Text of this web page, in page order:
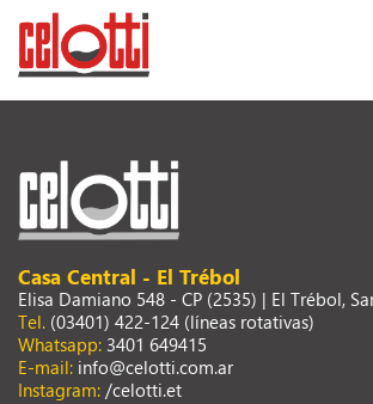
Casa Central - El Trébol
Elisa Damiano 548 - CP (2535) | El Trébol,
Tel. (03401) 422-124 (líneas rotativas)
Whatsapp: 3401 649415
E-mail: info@celotti.com.ar
Instagram: /celotti.et